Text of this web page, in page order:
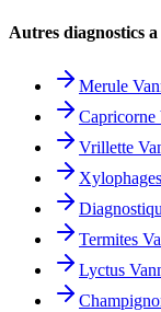
Autres diagnostics a
Merule
Capricorne
Vrillette
Xylophages
Termites
Lyctus